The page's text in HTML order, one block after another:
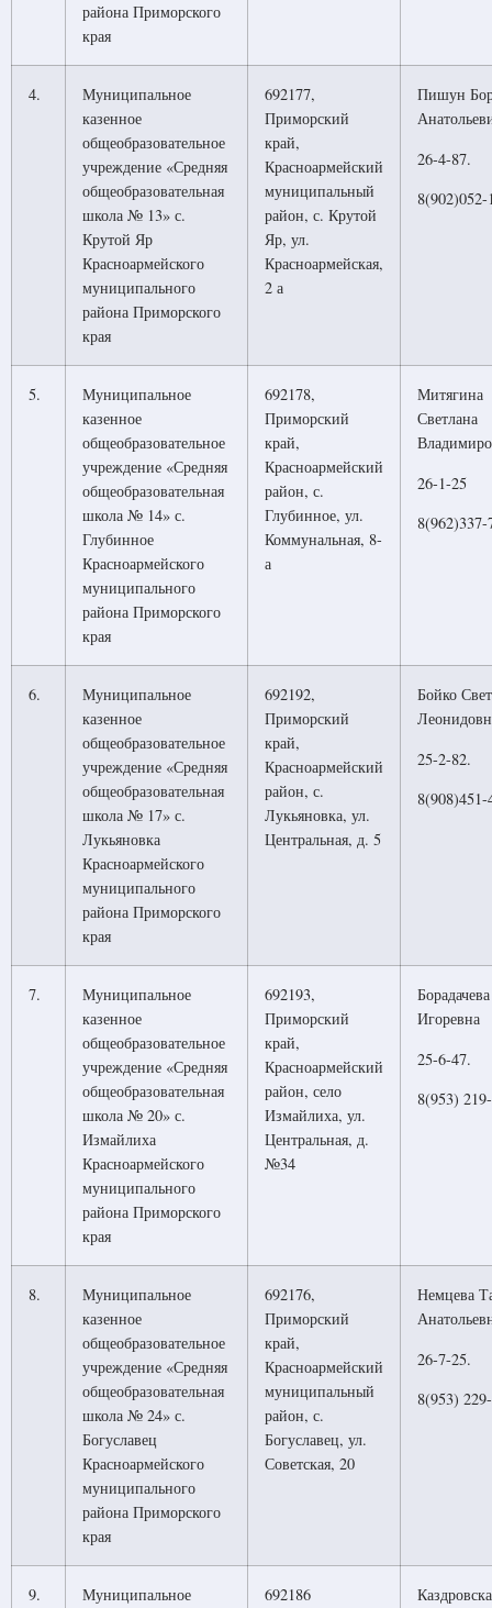
района Приморского
края
4.
Муниципальное
казенное
общеобразовательное
учреждение «Средняя
общеобразовательная
школа № 13» с.
Крутой Яр
Красноармейского
муниципального
района Приморского
края
692177,
Приморский
край,
Красноармейский
муниципальный
район, с. Крутой
Яр, ул.
Красноармейская,
2 а
Пишун
26-4-87.
8(902)052-
5.
Муниципальное
казенное
общеобразовательное
учреждение «Средняя
общеобразовательная
школа № 14» с.
Глубинное
Красноармейского
муниципального
района Приморского
края
692178,
Приморский
край,
Красноармейский
район, с.
Глубинное, ул.
Коммунальная, 8-
а
Митягина
Светлана
26-1-25
8(962)337-
6.
Муниципальное
казенное
общеобразовательное
учреждение «Средняя
общеобразовательная
школа № 17» с.
Лукьяновка
Красноармейского
муниципального
района Приморского
края
692192,
Приморский
край,
Красноармейский
район, с.
Лукьяновка, ул.
Центральная, д. 5
Бойко
25-2-82.
8(908)451-
7.
Муниципальное
казенное
общеобразовательное
учреждение «Средняя
общеобразовательная
школа № 20» с.
Измайлиха
Красноармейского
муниципального
района Приморского
края
692193,
Приморский
край,
Красноармейский
район, село
Измайлиха, ул.
Центральная, д.
№34
Игоревна
25-6-47.
8(953)
8.
Муниципальное
казенное
общеобразовательное
учреждение «Средняя
общеобразовательная
школа № 24» с.
Богуславец
Красноармейского
муниципального
района Приморского
края
692176,
Приморский
край,
Красноармейский
муниципальный
район, с.
Богуславец, ул.
Советская, 20
Немцева
26-7-25.
8(953)
9. Муниципальное 692186